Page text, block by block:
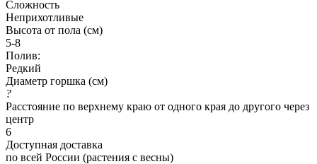
Сложность
Неприхотливые
Высота от пола (см)
5-8
Полив:
Редкий
Диаметр горшка (см)
?
Расстояние по верхнему краю от одного края до другого через
центр
6
Доступная доставка
по всей России (растения с весны)